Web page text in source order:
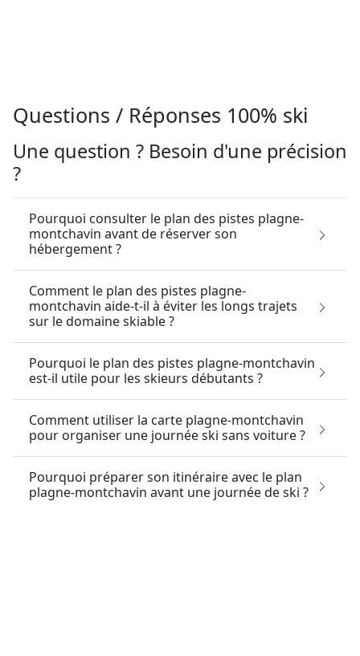
Questions / Réponses 100% ski
Une question ? Besoin d'une précision
?
Pourquoi consulter le plan des pistes plagne-
montchavin avant de réserver son
hébergement ?
Comment le plan des pistes plagne-
montchavin aide-t-il à éviter les longs trajets
sur le domaine skiable ?
Pourquoi le plan des pistes plagne-montchavin
est-il utile pour les skieurs débutants ?
Comment utiliser la carte plagne-montchavin
pour organiser une journée ski sans voiture ?
Pourquoi préparer son itinéraire avec le plan
plagne-montchavin avant une journée de ski ?